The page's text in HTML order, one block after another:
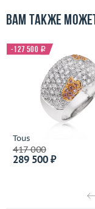
Вам также
Tous
417 000
289 500 ₽
-127 500 i